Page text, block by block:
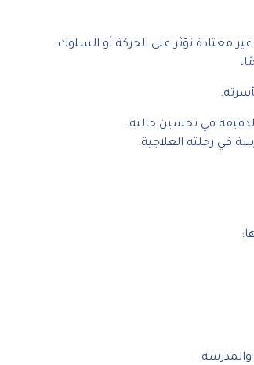
معتادة تؤثر على الحركة أو السلوك.
في تحسين حالته.
في رحلته العلاجية.